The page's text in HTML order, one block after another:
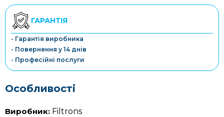
ГАРАНТІЯ
- Гарантія виробника
- Повернення у 14 днів
- Професійні послуги
Особливості
Виробник: Filtrons